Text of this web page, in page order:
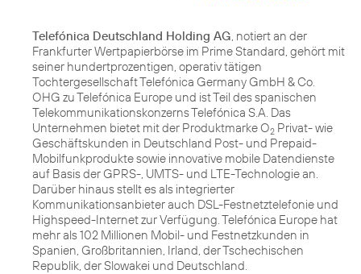
Telefónica Deutschland Holding AG , notiert an der
Frankfurter Wertpapierbörse im Prime Standard, gehört mit
seiner hundertprozentigen, operativ tätigen
Tochtergesellschaft Telefónica Germany GmbH & Co.
OHG zu Telefónica Europe und ist Teil des spanischen
Telekommunikationskonzerns Telefónica S.A. Das
Unternehmen bietet mit der Produktmarke O2 Privat- wie
Geschäftskunden in Deutschland Post- und Prepaid-
Mobilfunkprodukte sowie innovative mobile Datendienste
auf Basis der GPRS-, UMTS- und LTE-Technologie an.
Darüber hinaus stellt es als integrierter
Kommunikationsanbieter auch DSL-Festnetztelefonie und
Highspeed-Internet zur Verfügung. Telefónica Europe hat
mehr als 102 Millionen Mobil- und Festnetzkunden in
Spanien, Großbritannien, Irland, der Tschechischen
Republik, der Slowakei und Deutschland.